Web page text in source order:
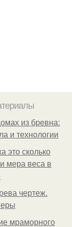
из бревна:
и технологии
это сколько
мера веса в
чертеж.
мраморного